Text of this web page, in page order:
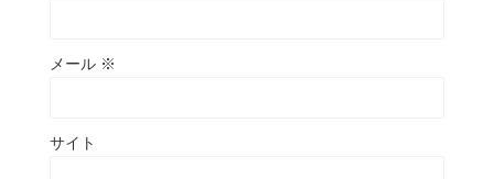
メール ※
サイト